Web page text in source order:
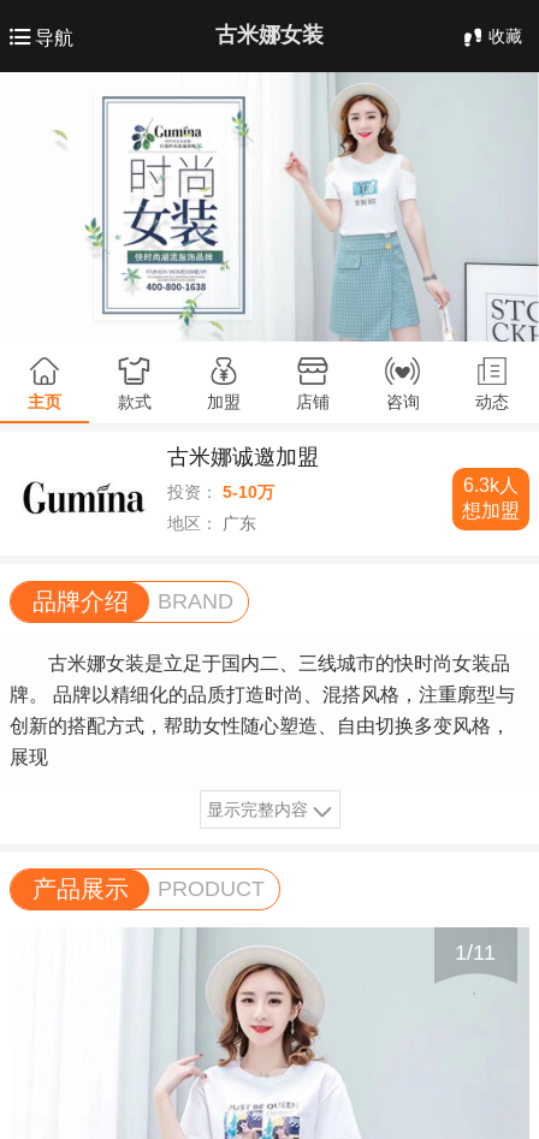
导航 古米娜女装 收藏
主页 款式 加盟 店铺 咨询 动态
古米娜诚邀加盟
投资：
5-10万
地区：
广东
6.3k人
想加盟
品牌介绍 BRAND
古米娜女装是立足于国内二、三线城市的快时尚女装品
牌。 品牌以精细化的品质打造时尚、混搭风格，注重廓型与
创新的搭配方式，帮助女性随心塑造、自由切换多变风格，
展现
显示完整内容
产品展示 PRODUCT
1/11